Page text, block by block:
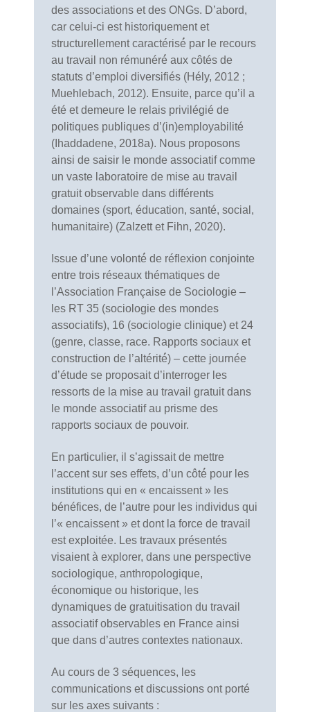
des associations et des ONGs. D’abord,
car celui-ci est historiquement et
structurellement caractérisé́ par le recours
au travail non rémunéré́ aux côtés de
statuts d’emploi diversifiés (Hély, 2012 ;
Muehlebach, 2012). Ensuite, parce qu’il a
été et demeure le relais privilégié de
politiques publiques d’(in)employabilité
(Ihaddadene, 2018a). Nous proposons
ainsi de saisir le monde associatif comme
un vaste laboratoire de mise au travail
gratuit observable dans différents
domaines (sport, éducation, santé, social,
humanitaire) (Zalzett et Fihn, 2020).
Issue d’une volonté́ de réflexion conjointe
entre trois réseaux thématiques de
l’Association Française de Sociologie –
les RT 35 (sociologie des mondes
associatifs), 16 (sociologie clinique) et 24
(genre, classe, race. Rapports sociaux et
construction de l’altérité́) – cette journée
d’étude se proposait d’interroger les
ressorts de la mise au travail gratuit dans
le monde associatif au prisme des
rapports sociaux de pouvoir.
En particulier, il s’agissait de mettre
l’accent sur ses effets, d’un côté́ pour les
institutions qui en « encaissent » les
bénéfices, de l’autre pour les individus qui
l’« encaissent » et dont la force de travail
est exploitée. Les travaux présentés
visaient à explorer, dans une perspective
sociologique, anthropologique,
économique ou historique, les
dynamiques de gratuitisation du travail
associatif observables en France ainsi
que dans d’autres contextes nationaux.
Au cours de 3 séquences, les
communications et discussions ont porté
sur les axes suivants :